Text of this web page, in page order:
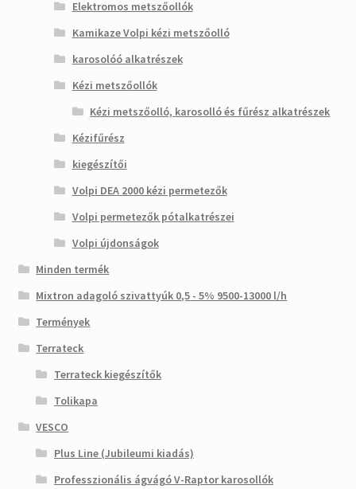
Elektromos metszőollók
Kamikaze Volpi kézi metszőolló
karosolóó alkatrészek
Kézi metszőollók
Kézi metszőolló, karosolló és fűrész alkatrészek
Kézifűrész
kiegészítői
Volpi DEA 2000 kézi permetezők
Volpi permetezők pótalkatrészei
Volpi újdonságok
Minden termék
Mixtron adagoló szivattyúk 0,5 - 5% 9500-13000 l/h
Termények
Terrateck
Terrateck kiegészítők
Tolikapa
VESCO
Plus Line (Jubileumi kiadás)
Professzionális ágvágó V-Raptor karosollók